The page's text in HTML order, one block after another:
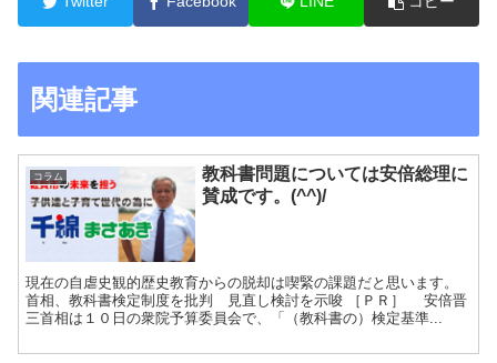
関連記事
コラム
教科書問題については安倍総理に
賛成です。(^^)/
現在の自虐史観的歴史教育からの脱却は喫緊の課題だと思います。
首相、教科書検定制度を批判 見直し検討を示唆 ［ＰＲ］ 安倍晋
三首相は１０日の衆院予算委員会で、「（教科書の）検定基準...